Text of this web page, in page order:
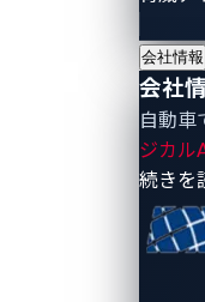
会社情報
会社
自動車
ジカル
続きを
れ、セキュリ
止します。正
ーフォブやス
ある場合のみ
して、Audiや
キーフォブや
ムがあります。
家電製品:スマ
ムなどのデバ